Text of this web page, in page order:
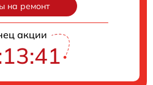
на ремонт
акции